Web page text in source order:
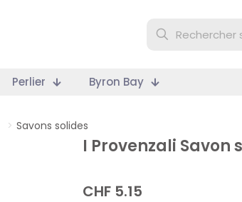
Perlier Byron Bay
> Savons solides
I Provenzali Savon
CHF 5.15